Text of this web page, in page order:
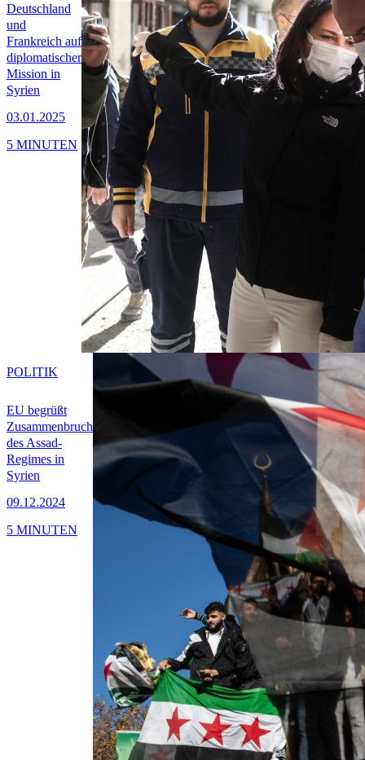
Deutschland
und
Frankreich auf
diplomatischer
Mission in
Syrien
03.01.2025
5 MINUTEN
EU begrüßt
Zusammenbruch
des Assad-
Regimes in
Syrien
09.12.2024
POLITIK
5 MINUTEN